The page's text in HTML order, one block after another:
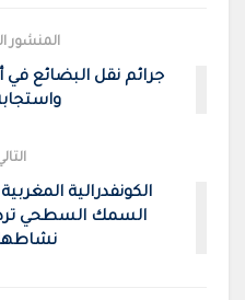
المنشور
جرائم نقل البضائع في
الكونفدرالية
السمك السطحي
نشاطها